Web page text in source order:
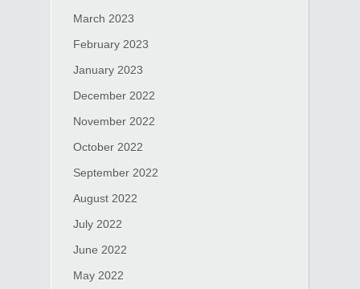
March 2023
February 2023
January 2023
December 2022
November 2022
October 2022
September 2022
August 2022
July 2022
June 2022
May 2022